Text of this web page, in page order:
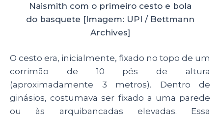
Naismith com o primeiro cesto e bola
do basquete [Imagem: UPI / Bettmann
Archives]
O cesto era, inicialmente, fixado no topo de um
corrimão de 10 pés de altura
(aproximadamente 3 metros). Dentro de
ginásios, costumava ser fixado a uma parede
ou às arquibancadas elevadas. Essa